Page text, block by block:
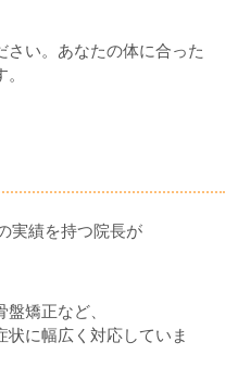
さい。あなたの体に合った
実績を持つ院長が
矯正など、
状に幅広く対応していま